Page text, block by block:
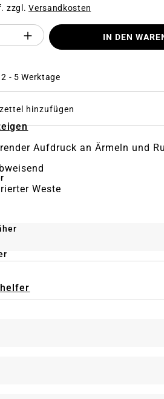
zzgl.Versandkosten
des Produktes
IN DEN
- 5 Werktage
hinzufügen
Aufdruck an Ärmeln und
Weste